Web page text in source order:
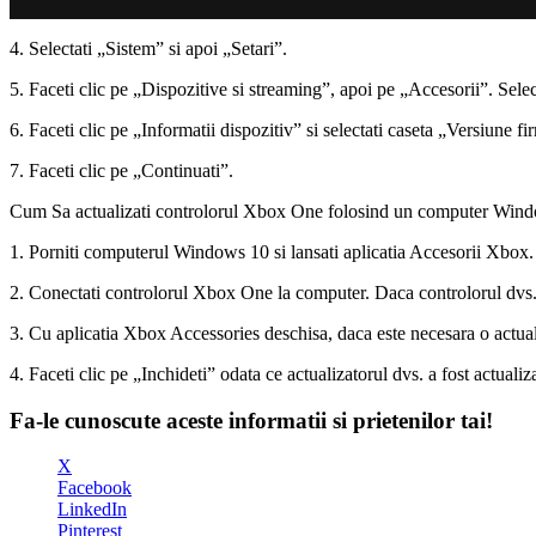
4. Selectati „Sistem” si apoi „Setari”.
5. Faceti clic pe „Dispozitive si streaming”, apoi pe „Accesorii”.
6. Faceti clic pe „Informatii dispozitiv” si selectati caseta „Versiune
7. Faceti clic pe „Continuati”.
Cum Sa actualizati controlorul Xbox One folosind un computer
1. Porniti computerul Windows 10 si lansati aplicatia Accesorii
2. Conectati controlorul Xbox One la computer. Daca controlorul
3. Cu aplicatia Xbox Accessories deschisa, daca este necesara o
4. Faceti clic pe „Inchideti” odata ce actualizatorul dvs. a fost
Fa-le cunoscute aceste informatii si prietenilor tai!
X
Facebook
LinkedIn
Pinterest